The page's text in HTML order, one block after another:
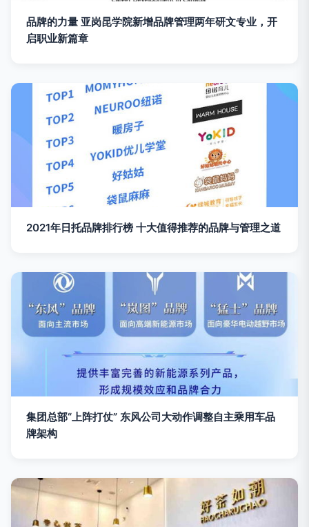
品牌的力量 亚岗昆学院新增品牌管理两年研文专业，开
启职业新篇章
2021年日托品牌排行榜 十大值得推荐的品牌与管理之道
集团总部“上阵打仗” 东风公司大动作调整自主乘用车品
牌架构